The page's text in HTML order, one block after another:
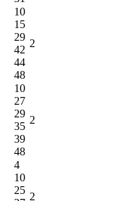
10
15
29
42
44
48
2
10
27
29
35
39
48
2
4
10
25
2